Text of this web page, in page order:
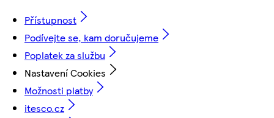
Přístupnost
Podívejte se, kam doručujeme
Poplatek za službu
Nastavení Cookies
Možnosti platby
itesco.cz